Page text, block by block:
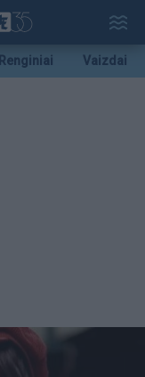
Renginiai Vaizdai